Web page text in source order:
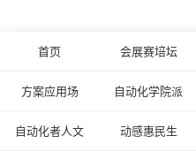
首页 会展赛培坛
方案应用场 自动化学院派
自动化者人文 动感惠民生